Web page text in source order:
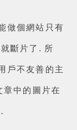
做個網站只有
斷片了. 所
戶不友善的主
中的圖片在